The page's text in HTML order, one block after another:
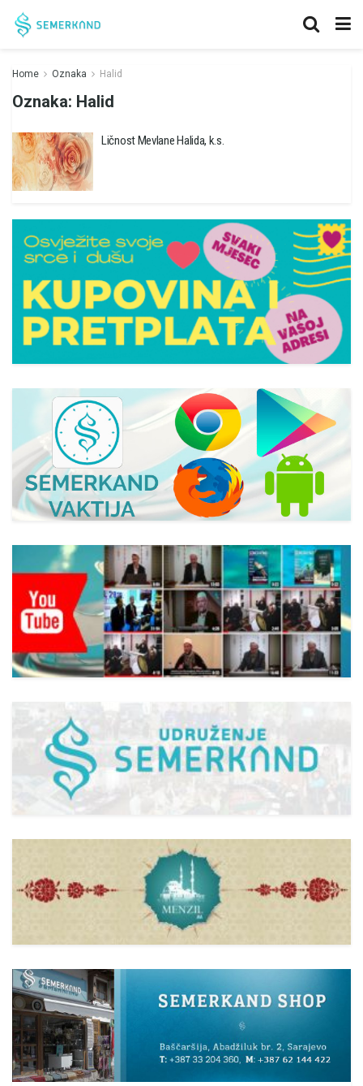
Home Oznaka Halid
Oznaka: Halid
Ličnost Mevlane Halida, k.s.